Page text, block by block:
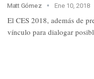
Matt Gómez Ene 10, 2018
El CES 2018, además de
vínculo para dialogar